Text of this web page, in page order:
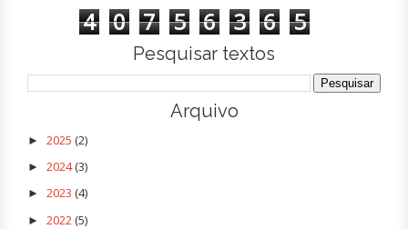
4 0 7 5 6 3 6 5
Pesquisar textos
Arquivo
► 2025 (2)
► 2024(3)
► 2023 (4)
► 2022(5)